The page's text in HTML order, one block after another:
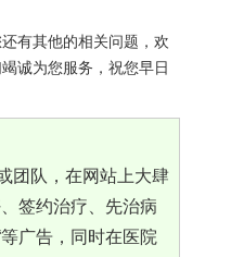
还有其他的相关问题，欢
诚为您服务，祝您早日
团队，在网站上大肆
签约治疗、先治病
广告，同时在医院